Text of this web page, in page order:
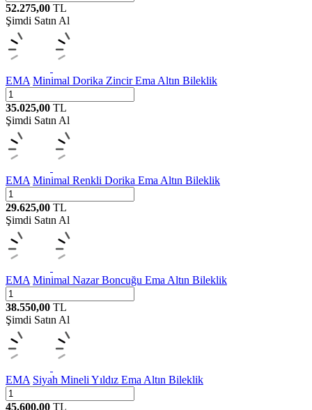
52.275,00 TL
Şimdi Satın Al
EMA Minimal Dorika Zincir Ema Altın Bileklik
35.025,00 TL
Şimdi Satın Al
EMA Minimal Renkli Dorika Ema Altın Bileklik
29.625,00 TL
Şimdi Satın Al
EMA Minimal Nazar Boncuğu Ema Altın Bileklik
38.550,00 TL
Şimdi Satın Al
EMA Siyah Mineli Yıldız Ema Altın Bileklik
45.600,00 TL